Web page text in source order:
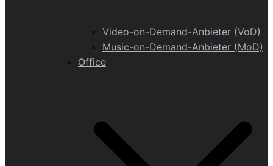
Video-on-Demand-Anbieter (VoD)
Music-on-Demand-Anbieter (MoD)
Office